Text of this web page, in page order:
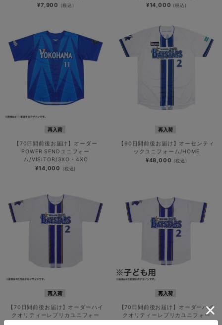
¥7,900 (税込) ¥14,000 (税込)
再入荷
【70日間前後お届け】オーダー
POWER SENDユニフォー
ム/VISITOR/3XO・4XO
¥14,000 (税込)
再入荷
【90日間前後お届け】オーセンティ
ックユニフォーム/HOME
¥48,000 (税込)
再入荷
【70日間前後お届け】オーダーハイ
クオリティーレプリカユニフォー
再入荷
【70日間前後お届け】オーダーハイ
クオリティーレプリカユニフォー